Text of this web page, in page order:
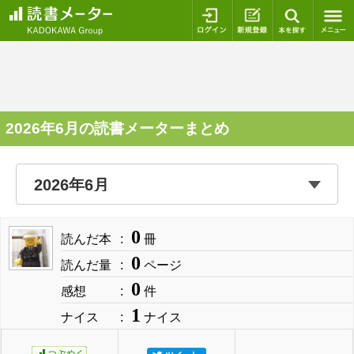
ログイン 新規登録
2026年6月の読書メーターまとめ
読んだ本 0 冊
読んだ量
0 ページ
感想
0 件
ナイス
1 ナイス